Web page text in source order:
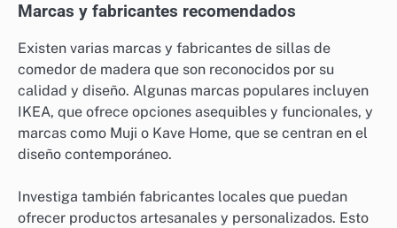
Marcas y fabricantes recomendados
Existen varias marcas y fabricantes de sillas de
comedor de madera que son reconocidos por su
calidad y diseño. Algunas marcas populares incluyen
IKEA, que ofrece opciones asequibles y funcionales, y
marcas como Muji o Kave Home, que se centran en el
diseño contemporáneo.
Investiga también fabricantes locales que puedan
ofrecer productos artesanales y personalizados. Esto